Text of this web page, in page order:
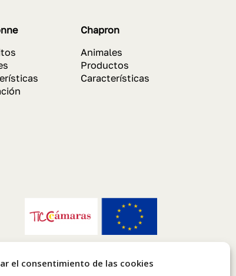
el consentimiento de las cookies
Chapron
Animales
Productos
Características